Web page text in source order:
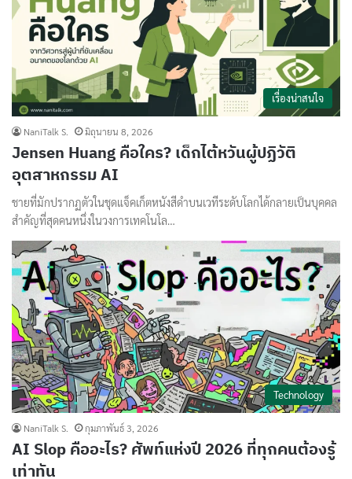
เรื่องน่าสนใจ
NaniTalk S. มิถุนายน 8, 2026
Jensen Huang คือใคร? เด็กไต้หวันผู้ปฏิวัติ
อุตสาหกรรม AI
ชายที่มักปรากฏตัวในชุดแจ็คเก็ตหนังสีดำบนเวทีระดับโลกได้กลายเป็นบุคคล
สำคัญที่สุดคนหนึ่งในวงการเทคโนโล…
Technology
NaniTalk S. กุมภาพันธ์ 3, 2026
AI Slop คืออะไร? ศัพท์แห่งปี 2026 ที่ทุกคนต้องรู้
เท่าทัน